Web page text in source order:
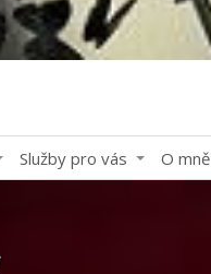
Služby pro vás O mně